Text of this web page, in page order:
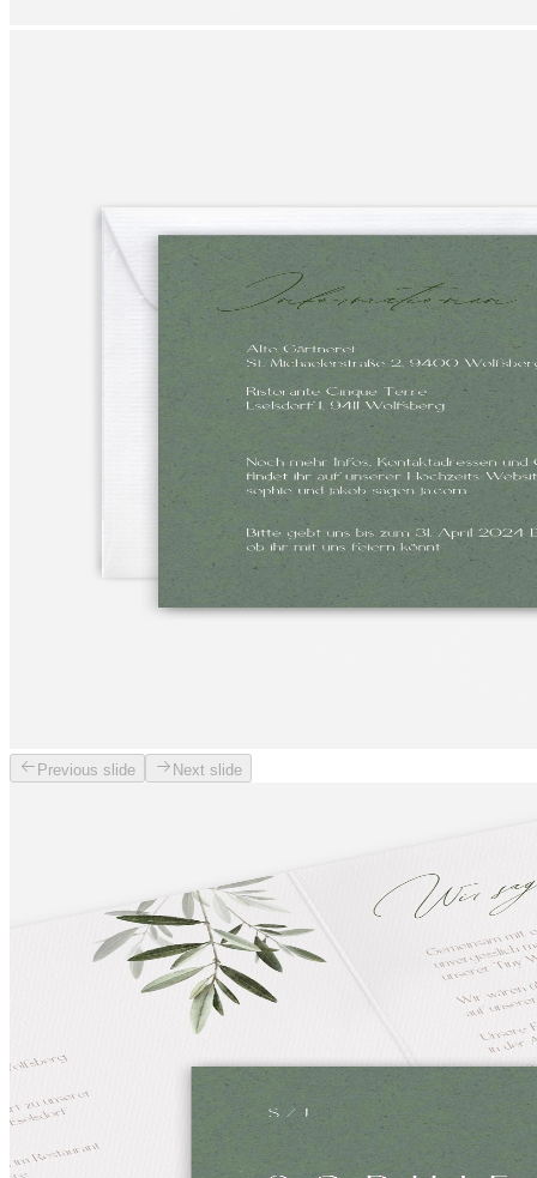
Previous slide Next slide